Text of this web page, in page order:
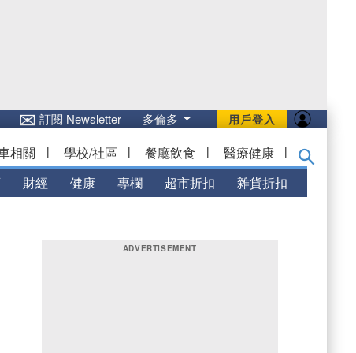
用戶登入
✉訂閱 Newsletter 多倫多
相關 | 學校/社區 | 餐廳飲食 | 醫療健康 |
財經 健康 專欄 超市折扣 雜貨折扣